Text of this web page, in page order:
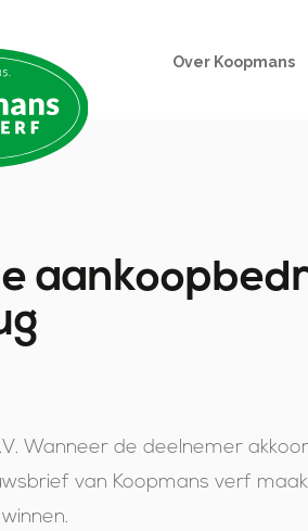
Over Koopmans
Wanneer de deelnemer
van Koopmans verf